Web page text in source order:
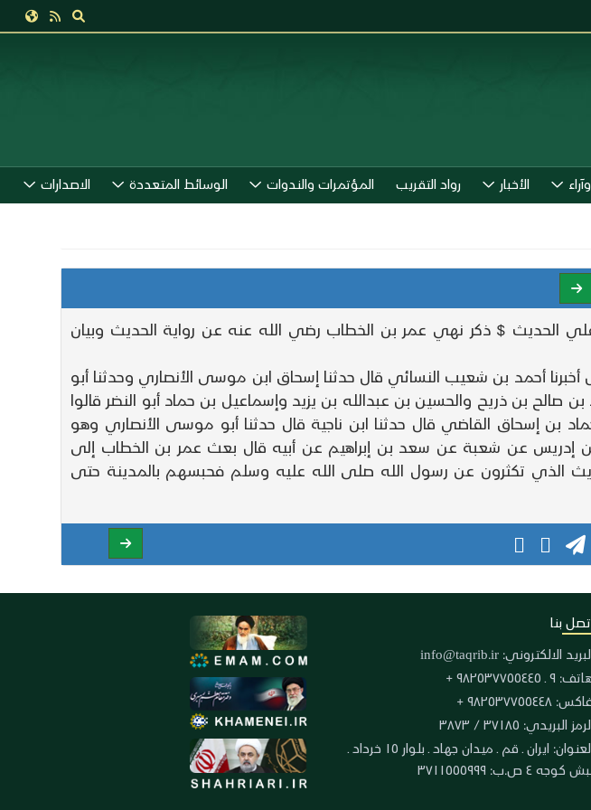
الأخبار رواد التقريب المؤتمرات والندوات الوسائط المتعددة الاصدارات
علي الحديث $ ذكر نهي عمر بن الخطاب رضي الله عنه عن رواية الحديث وبيان
أخبرنا أحمد بن شعيب النسائي قال حدثنا إسحاق ابن موسى الأنصاري وحدثنا أبو
صالح بن ذريح والحسين بن عبدالله بن يزيد وإسماعيل بن حماد أبو النضر قالوا
بن إسحاق القاضي قال حدثنا ابن ناجية قال حدثنا أبو موسى الأنصاري وهو
عن شعبة عن سعد بن إبراهيم عن أبيه قال بعث عمر بن الخطاب إلى
الذي تكثرون عن رسول الله صلى الله عليه وسلم فحبسهم بالمدينة حتى
بنا
الالكتروني: info@taqrib.ir
٩ ـ ٩٨٢٥٣٧٧٥٥٤٤٥ +
٩٨٢٥٣٧٧٥٥٤٤٨ +
البريدي: ٣٧١٨٥ / ٣٨٧٣
العنوان: ايران ـ قم ـ ميدان جهاد ـ بلوار ١٥ خرداد ـ
كوجه ٤ ص.ب: ٣٧١١٥٥٥٩٩٩